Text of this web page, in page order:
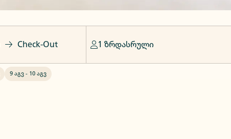
Check-Out
9 აგვ - 10 აგვ
1 ზრდასრული